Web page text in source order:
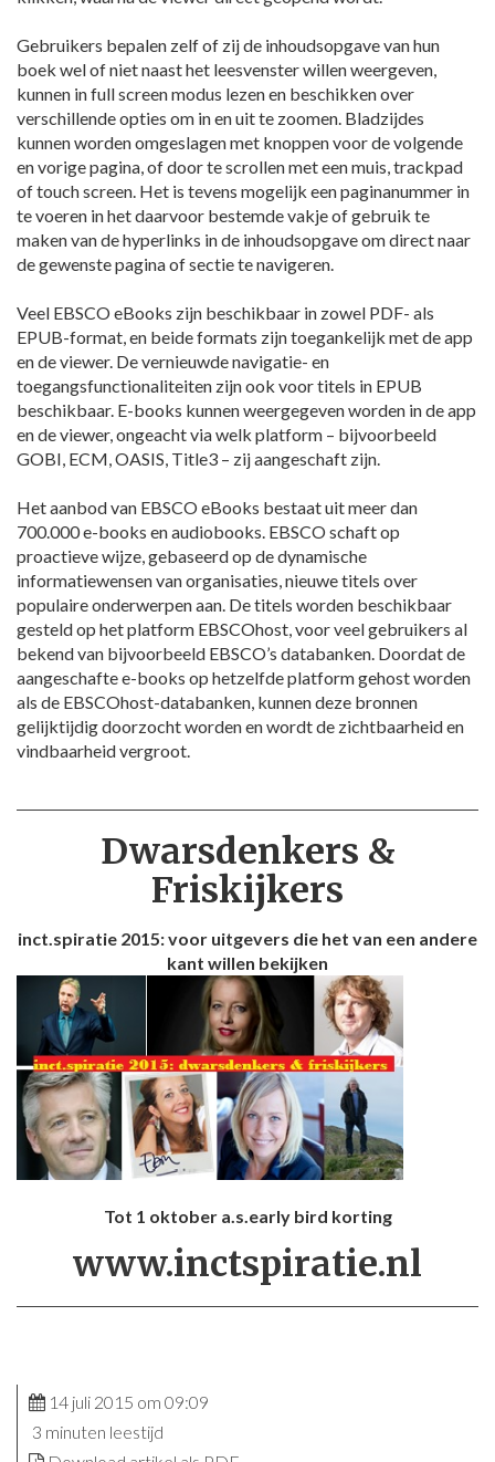
Gebruikers bepalen zelf of zij de inhoudsopgave van hun
boek wel of niet naast het leesvenster willen weergeven,
kunnen in full screen modus lezen en beschikken over
verschillende opties om in en uit te zoomen. Bladzijdes
kunnen worden omgeslagen met knoppen voor de volgende
en vorige pagina, of door te scrollen met een muis, trackpad
of touch screen. Het is tevens mogelijk een paginanummer in
te voeren in het daarvoor bestemde vakje of gebruik te
maken van de hyperlinks in de inhoudsopgave om direct naar
de gewenste pagina of sectie te navigeren.
Veel EBSCO eBooks zijn beschikbaar in zowel PDF- als
EPUB-format, en beide formats zijn toegankelijk met de app
en de viewer. De vernieuwde navigatie- en
toegangsfunctionaliteiten zijn ook voor titels in EPUB
beschikbaar. E-books kunnen weergegeven worden in de app
en de viewer, ongeacht via welk platform – bijvoorbeeld
GOBI, ECM, OASIS, Title3 – zij aangeschaft zijn.
Het aanbod van EBSCO eBooks bestaat uit meer dan
700.000 e-books en audiobooks. EBSCO schaft op
proactieve wijze, gebaseerd op de dynamische
informatiewensen van organisaties, nieuwe titels over
populaire onderwerpen aan. De titels worden beschikbaar
gesteld op het platform EBSCOhost, voor veel gebruikers al
bekend van bijvoorbeeld EBSCO’s databanken. Doordat de
aangeschafte e-books op hetzelfde platform gehost worden
als de EBSCOhost-databanken, kunnen deze bronnen
gelijktijdig doorzocht worden en wordt de zichtbaarheid en
vindbaarheid vergroot.
Dwarsdenkers &
Friskijkers
inct.spiratie 2015: voor uitgevers die het van een andere
kant willen bekijken
Tot 1 oktober a.s.early bird korting
www.inctspiratie.nl
14 juli 2015 om 09:09
3 minuten leestijd